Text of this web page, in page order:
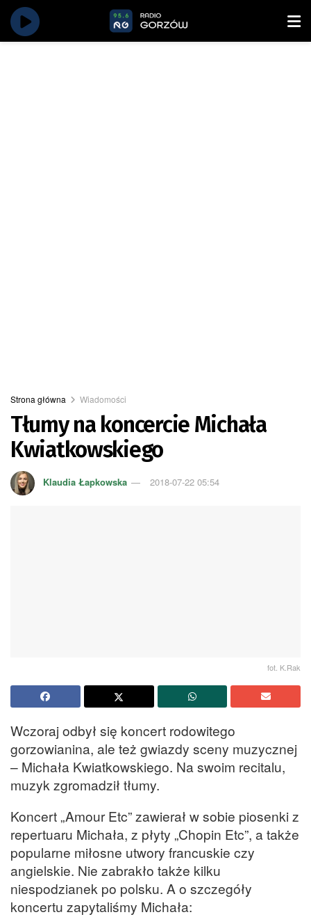
Strona główna Wiadomości
Tłumy na koncercie Michała
Kwiatkowskiego
Klaudia Łapkowska 2018-07-22 05:54
fot. K.Rak
Wczoraj odbył się koncert rodowitego
gorzowianina, ale też gwiazdy sceny muzycznej
– Michała Kwiatkowskiego. Na swoim recitalu,
muzyk zgromadził tłumy.
Koncert „Amour Etc” zawierał w sobie piosenki z
repertuaru Michała, z płyty „Chopin Etc”, a także
popularne miłosne utwory francuskie czy
angielskie. Nie zabrakło także kilku
niespodzianek po polsku. A o szczegóły
koncertu zapytaliśmy Michała: